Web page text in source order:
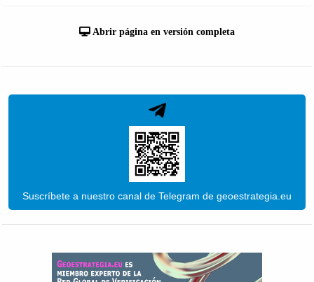
Abrir página en versión completa
Suscríbete a nuestro canal de Telegram de geoestrategia.eu